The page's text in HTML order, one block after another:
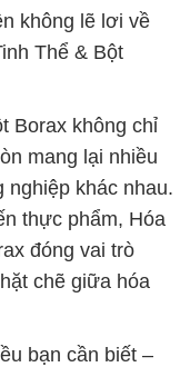
không lẽ lơi về
Thể & Bột
Borax không chỉ
mang lại nhiều
nghiệp khác nhau.
thực phẩm, Hóa
đóng vai trò
chẽ giữa hóa
bạn cần biết –